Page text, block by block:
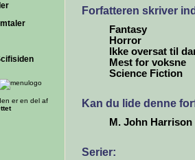
er en del af
Forfatteren skriver
Fantasy
Horror
Ikke oversat til
Mest for voksne
Science Fiction
Kan du lide denne
M. John Harrison
Serier: